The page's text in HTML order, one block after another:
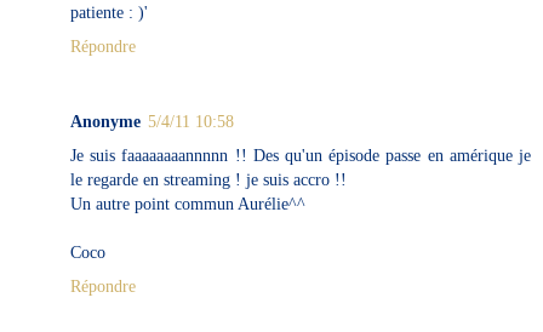
patiente : )'
Répondre
Anonyme 5/4/11 10:58
Je suis faaaaaaaannnnn !! Des qu'un épisode passe en amérique je
le regarde en streaming ! je suis accro !!
Un autre point commun Aurélie^^
Coco
Répondre